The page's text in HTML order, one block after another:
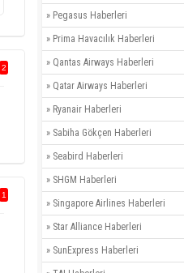
2
1
» Pegasus Haberleri
» Prima Havacılık Haberleri
» Qantas Airways Haberleri
» Qatar Airways Haberleri
» Ryanair Haberleri
» Sabiha Gökçen Haberleri
» Seabird Haberleri
» SHGM Haberleri
» Singapore Airlines Haberleri
» Star Alliance Haberleri
» SunExpress Haberleri